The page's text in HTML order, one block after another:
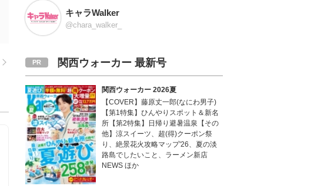
キャラWalker
@chara_walker_
関西ウォーカー 最新号
関西ウォーカー 2026夏
【COVER】藤原丈一郎(なにわ男子)
【第1特集】ひんやりスポット＆新名
所【第2特集】日帰り避暑温泉【その
他】涼スイーツ、超(得)クーポン祭
り、絶景花火攻略マップ'26、夏の淡
路島でしたいこと、ラーメン新店
NEWS ほか